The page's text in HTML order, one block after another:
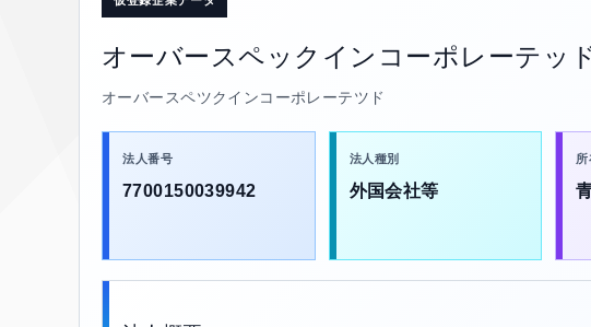
オーバースペックインコーポレーテッ
オーバースペツクインコーポレーテツド
法人番号
7700150039942
法人種別
外国会社等